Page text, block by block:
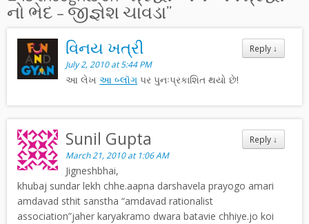
નો ભેદ – જીજ્ઞેશ ચાવડા”
Reply ↓
વિનય ખત્રી
July 2, 2010 at 5:44 PM
આ લેખઆ બ્લૉગ પર પુનઃપ્રકાશિત થયો છે!
Reply ↓
Sunil Gupta
March 21, 2010 at 1:06 AM
Jigneshbhai,
khubaj sundar lekh chhe.aapna darshavela prayogo amari
amdavad sthit sanstha “amdavad rationalist
association”jaher karyakramo dwara batavie chhiye.jo koi